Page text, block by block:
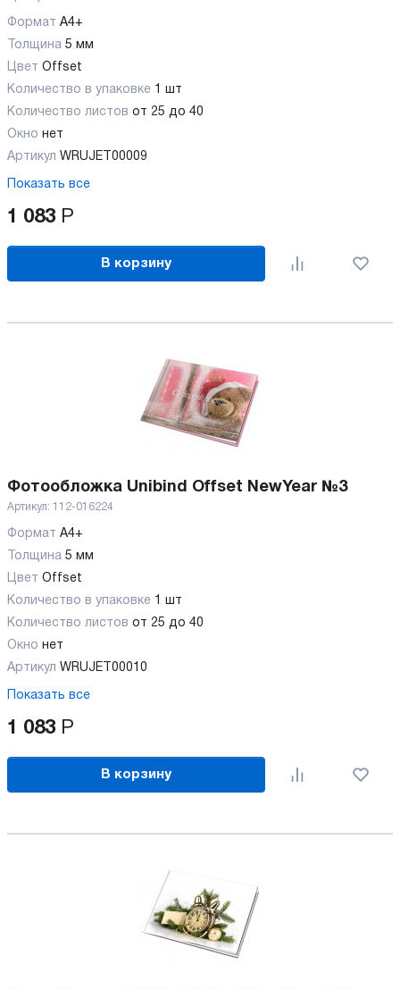
Формат А4+
Толщина 5 мм
Цвет Offset
Количество в упаковке 1 шт
Количество листов от 25 до 40
Окно нет
Артикул WRUJET00009
Показать все
1 083 Р
В корзину
Фотообложка Unibind Offset NewYear №3
Артикул: 112-016224
Формат А4+
Толщина 5 мм
Цвет Offset
Количество в упаковке 1 шт
Количество листов от 25 до 40
Окно нет
Артикул WRUJET00010
Показать все
1 083 Р
В корзину